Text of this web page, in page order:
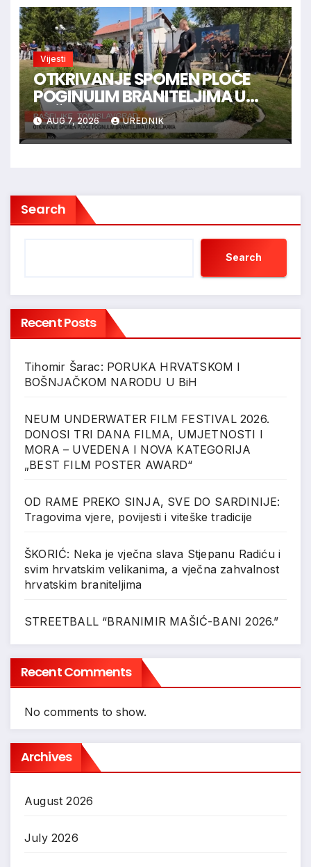
Vijesti
OTKRIVANJE SPOMEN PLOČE
POGINULIM BRANITELJIMA U
RAŠELJKAMA
AUG 7, 2026 UREDNIK
Search
Search
Recent Posts
Tihomir Šarac: PORUKA HRVATSKOM I
BOŠNJAČKOM NARODU U BiH
NEUM UNDERWATER FILM FESTIVAL 2026.
DONOSI TRI DANA FILMA, UMJETNOSTI I
MORA – UVEDENA I NOVA KATEGORIJA
„BEST FILM POSTER AWARD“
OD RAME PREKO SINJA, SVE DO SARDINIJE:
Tragovima vjere, povijesti i viteške tradicije
ŠKORIĆ: Neka je vječna slava Stjepanu Radiću i
svim hrvatskim velikanima, a vječna zahvalnost
hrvatskim braniteljima
STREETBALL “BRANIMIR MAŠIĆ-BANI 2026.”
Recent Comments
No comments to show.
Archives
August 2026
July 2026